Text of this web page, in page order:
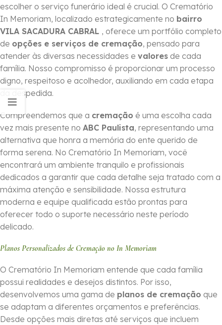
escolher o serviço funerário ideal é crucial. O Crematório
In Memoriam, localizado estrategicamente no bairro
VILA SACADURA CABRAL , oferece um portfólio completo
de opções e serviços de cremação, pensado para
atender às diversas necessidades e valores de cada
família. Nosso compromisso é proporcionar um processo
digno, respeitoso e acolhedor, auxiliando em cada etapa
da despedida.
Compreendemos que a cremação é uma escolha cada
vez mais presente no ABC Paulista, representando uma
alternativa que honra a memória do ente querido de
forma serena. No Crematório In Memoriam, você
encontrará um ambiente tranquilo e profissionais
dedicados a garantir que cada detalhe seja tratado com a
máxima atenção e sensibilidade. Nossa estrutura
moderna e equipe qualificada estão prontas para
oferecer todo o suporte necessário neste período
delicado.
Planos Personalizados de Cremação no In Memoriam
O Crematório In Memoriam entende que cada família
possui realidades e desejos distintos. Por isso,
desenvolvemos uma gama de planos de cremação que
se adaptam a diferentes orçamentos e preferências.
Desde opções mais diretas até serviços que incluem